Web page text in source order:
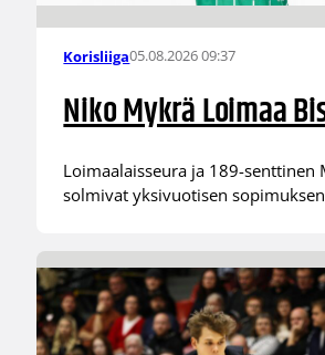
Korisliiga05.08.2026 09:37
Niko Mykrä Loimaa
Loimaalaisseura ja 189-senttinen
solmivat yksivuotisen